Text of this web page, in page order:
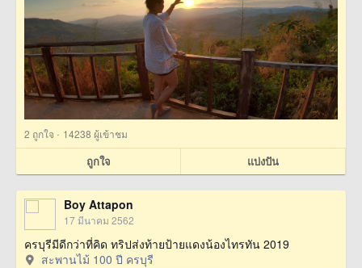
2 ถูกใจ · 14238 ผู้เข้าชม
ถูกใจ แบ่งปัน
Boy Attapon
17 มีนาคม 2562
ครบุรีมีดีกว่าที่คิด ทริปส่งท้ายป้ายแดงน้องไทรทัน 2019
สะพานไม้ 100 ปี ครบุรี